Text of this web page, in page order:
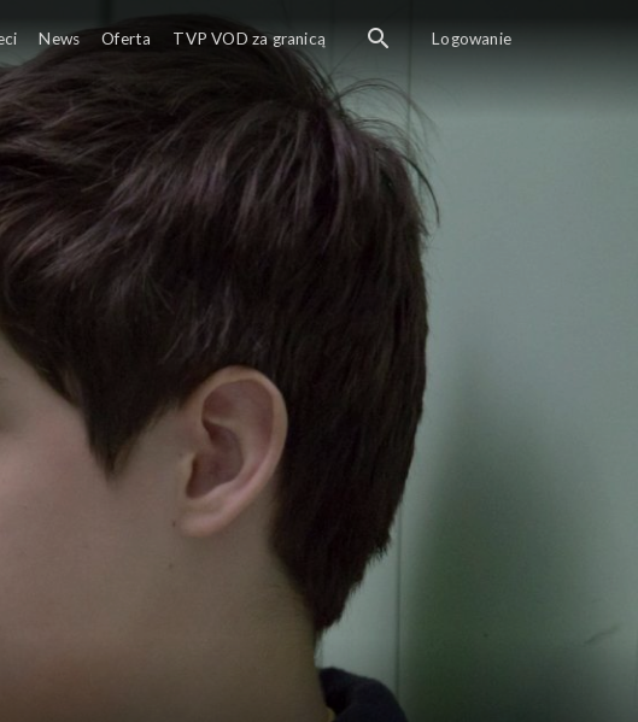
News Oferta TVP VOD za granicą Logowanie